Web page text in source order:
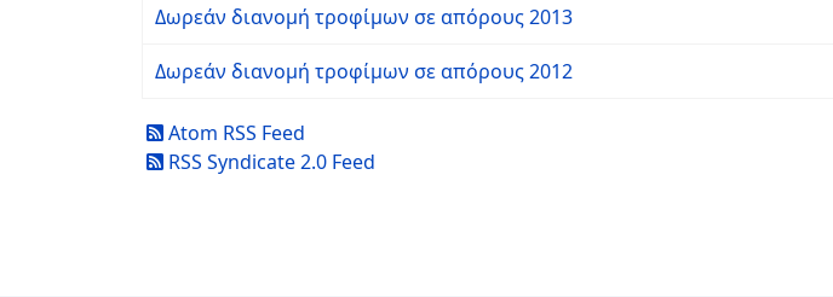
Δωρεάν διανομή τροφίμων σε απόρους 2013
Δωρεάν διανομή τροφίμων σε απόρους 2012
Atom RSS Feed
RSS Syndicate 2.0 Feed